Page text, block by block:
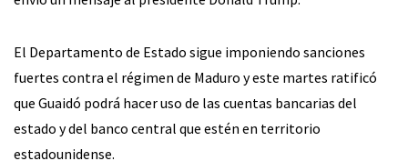
El Departamento de Estado sigue imponiendo sanciones
fuertes contra el régimen de Maduro y este martes ratificó
que Guaidó podrá hacer uso de las cuentas bancarias del
estado y del banco central que estén en territorio
estadounidense.